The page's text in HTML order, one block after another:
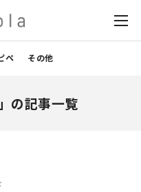
ペ その他
の記事一覧